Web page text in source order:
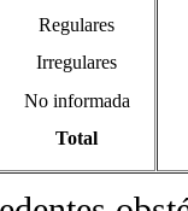
Regulares
Irregulares
No informada
Total